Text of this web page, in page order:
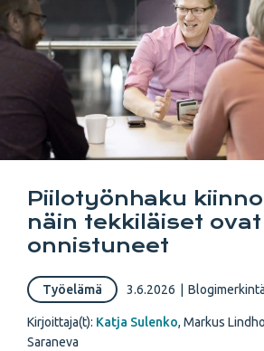
Piilotyönhaku
näin tekkiläiset ovat
onnistuneet
Työelämä 3.6.2026 Blogimerkintä
Kirjoittaja(t): Katja Sulenko, Markus
Saraneva